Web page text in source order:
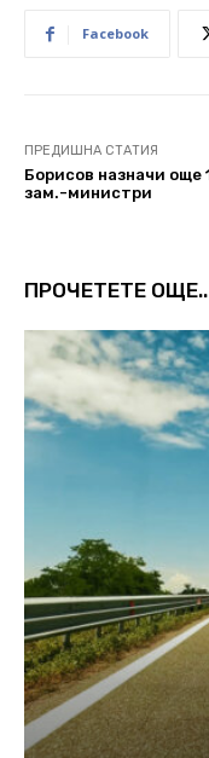
Facebook
ПРЕДИШНА СТАТИЯ
Борисов назначи още
зам.-министри
ПРОЧЕТЕТЕ ОЩЕ..